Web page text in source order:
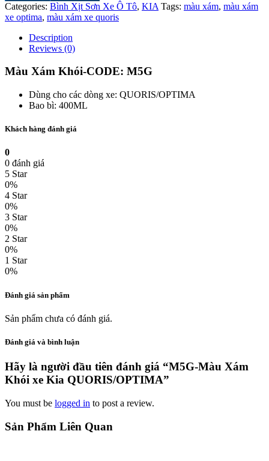
Categories: Bình Xịt Sơn Xe Ô Tô, KIA Tags: màu xám, màu xám
xe optima, màu xám xe quoris
Description
Reviews (0)
Màu Xám Khói-CODE: M5G
Dùng cho các dòng xe: QUORIS/OPTIMA
Bao bì: 400ML
Khách hàng đánh giá
0
0 đánh giá
5 Star
0%
4 Star
0%
3 Star
0%
2 Star
0%
1 Star
0%
Đánh giá sản phẩm
Sản phẩm chưa có đánh giá.
Đánh giá và bình luận
Hãy là người đầu tiên đánh giá “M5G-Màu Xám
Khói xe Kia QUORIS/OPTIMA”
You must be logged in to post a review.
Sản Phẩm Liên Quan